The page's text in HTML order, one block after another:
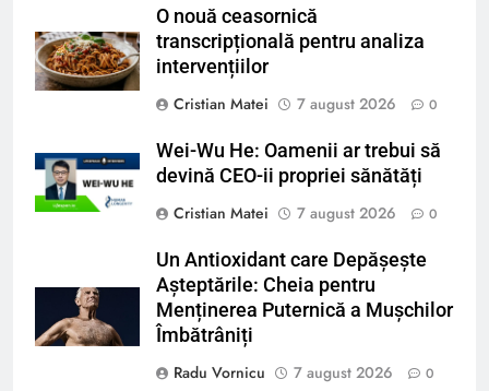
O nouă ceasornică
transcripțională pentru analiza
intervențiilor
Cristian Matei
7 august 2026 0
Wei-Wu He: Oamenii ar trebui să
devină CEO-ii propriei sănătăți
Cristian Matei
7 august 2026 0
Un Antioxidant care Depășește
Așteptările: Cheia pentru
Menținerea Puternică a Mușchilor
Îmbătrâniți
Radu Vornicu
7 august 2026 0